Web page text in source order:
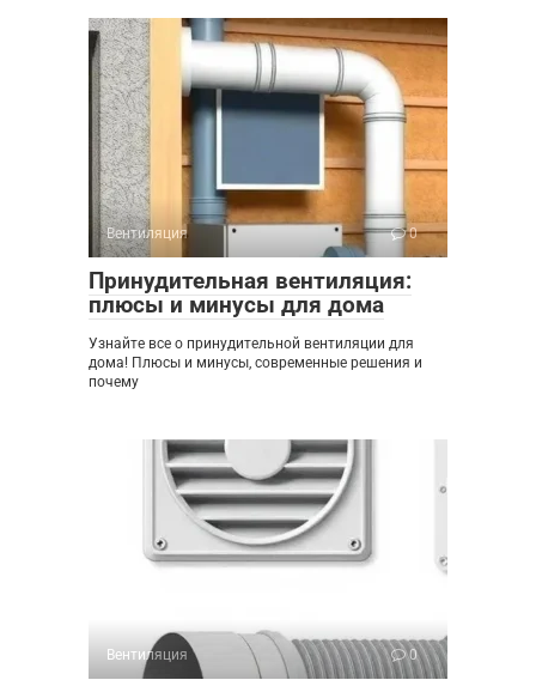
Вентиляция 0
Принудительная вентиляция:
плюсы и минусы для дома
Узнайте все о принудительной вентиляции для
дома! Плюсы и минусы, современные решения и
почему
Вентиляция 0